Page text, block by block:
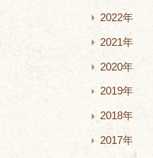
2022年
2021年
2020年
2019年
2018年
2017年